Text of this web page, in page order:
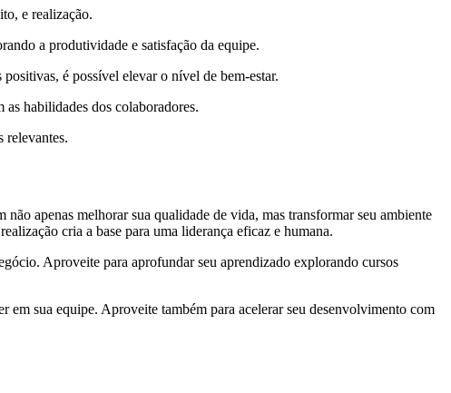
e realização.
a produtividade e satisfação da equipe.
é possível elevar o nível de bem-estar.
habilidades dos colaboradores.
relevantes.
apenas melhorar sua qualidade de vida, mas transformar seu ambiente
cria a base para uma liderança eficaz e humana.
Aproveite para aprofundar seu aprendizado explorando cursos
em sua equipe. Aproveite também para acelerar seu desenvolvimento com